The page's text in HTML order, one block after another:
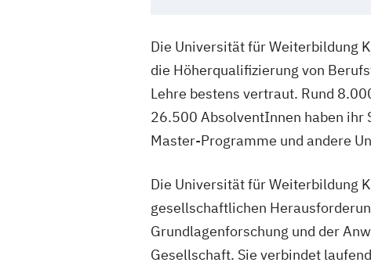
Die Universität für Weiterbildung
die Höherqualifizierung von
Lehre bestens vertraut. Rund
26.500 AbsolventInnen haben
Master-Programme und andere
Die Universität für Weiterbildung
gesellschaftlichen
Grundlagenforschung und der
Gesellschaft. Sie verbindet